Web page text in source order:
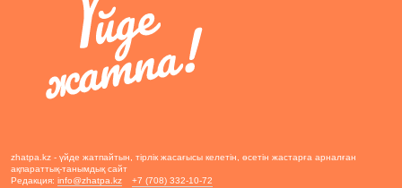
zhatpa.kz - үйде жатпайтын, тірлік жасағысы келетін, өсетін жастарға арналған
ақпараттық-танымдық сайт
Редакция: info@zhatpa.kz +7 (708) 332-10-72